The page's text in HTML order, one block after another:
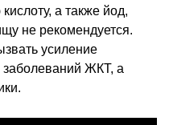
а также йод,
не рекомендуется.
усиление
заболеваний ЖКТ, а